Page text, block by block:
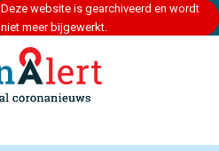
Deze website is gearchiveerd en wordt
niet meer bijgewerkt.